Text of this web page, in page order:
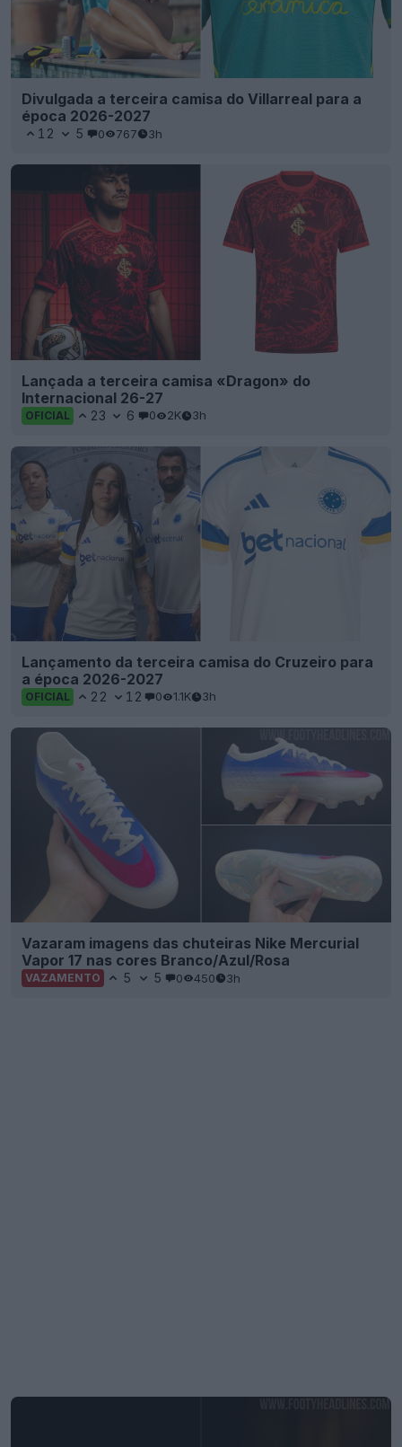
Divulgada a terceira camisa do Villarreal para a
época 2026-2027
12 5 0 767 3h
Lançada a terceira camisa «Dragon» do
Internacional 26-27
OFICIAL 23 6 0 2K 3h
Lançamento da terceira camisa do Cruzeiro para
a época 2026-2027
OFICIAL 22 12 0 1.1K 3h
Vazaram imagens das chuteiras Nike Mercurial
Vapor 17 nas cores Branco/Azul/Rosa
VAZAMENTO 5 5 0 450 3h